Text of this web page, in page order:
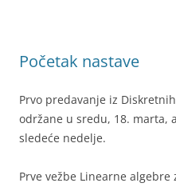
Početak nastave
Prvo predavanje iz
održane u sredu, 18. marta,
sledeće nedelje.
Prve vežbe Linearne